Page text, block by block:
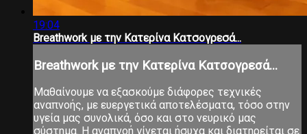
19:04
Breathwork με την Κατερίνα Κατσογρεσά...
Breathwork με την Κατερίνα Κατσογρεσά...
Μαθαίνουμε να εξασκούμε διάφορες τεχνικές
αναπνοής, με ευεργετικά αποτελέσματα, τόσο στην
υγεία μας συνολικά, όσο και στο νευρικό μας
σύστημα. Η αναπνοή γίνεται ήσυχα και διατηρείται σε